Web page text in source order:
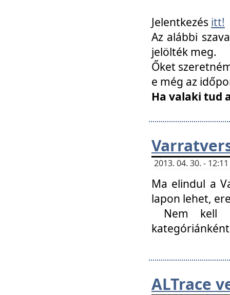
Jelentkezés itt!
Az alábbi
jelölték meg.
Őket
e még az
Ha valaki tud
2013. 04. 30. -
Ma elindul a
lapon lehet,
Nem kell
ALTrace